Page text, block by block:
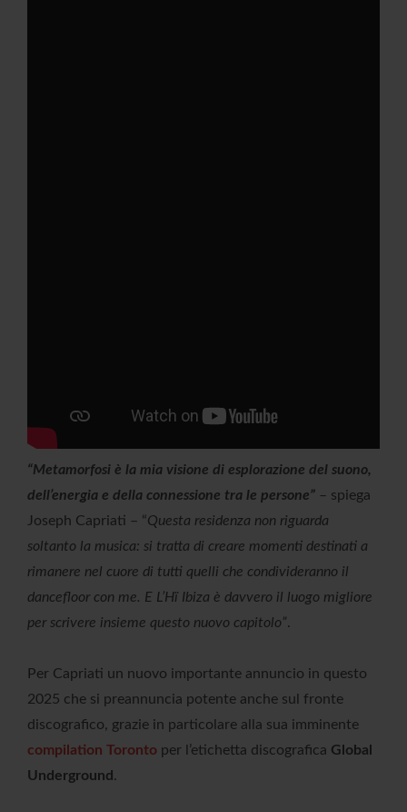
“Metamorfosi è la mia visione di esplorazione del suono,
dell’energia e della connessione tra le persone” – spiega
Joseph Capriati – “Questa residenza non riguarda
soltanto la musica: si tratta di creare momenti destinati a
rimanere nel cuore di tutti quelli che condivideranno il
dancefloor con me. E L’Hï Ibiza è davvero il luogo migliore
per scrivere insieme questo nuovo capitolo”.
Per Capriati un nuovo importante annuncio in questo
2025 che si preannuncia potente anche sul fronte
discografico, grazie in particolare alla sua imminente
compilation Toronto per l’etichetta discografica Global
Underground .